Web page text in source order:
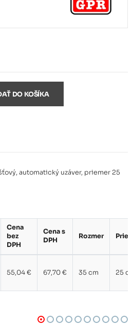
DO KOŠÍKA
automatický uzáver, priemer 25
Cena
bez
DPH
Cena s
DPH
Rozmer
55,04 € 67,70 € 35 cm 25